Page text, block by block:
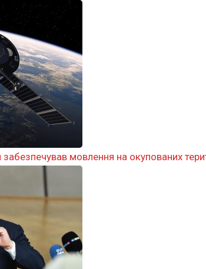
забезпечував мовлення на окупованих